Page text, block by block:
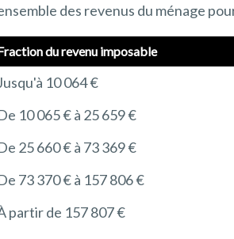
des revenus du ménage
du revenu imposable
10 064 €
10 065 € à 25 659 €
25 660 € à 73 369 €
73 370 € à 157 806 €
partir de 157 807 €